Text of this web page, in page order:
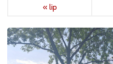
« lip